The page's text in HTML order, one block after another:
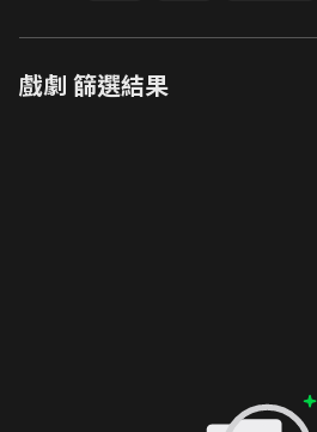
戲劇 篩選結果